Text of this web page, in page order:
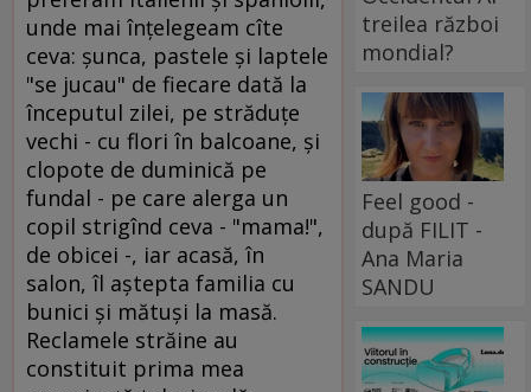
unde mai înţelegeam cîte
ceva: şunca, pastele şi laptele
"se jucau" de fiecare dată la
începutul zilei, pe străduţe
vechi - cu flori în balcoane, şi
clopote de duminică pe
fundal - pe care alerga un
copil strigînd ceva - "mama!",
de obicei -, iar acasă, în
salon, îl aştepta familia cu
bunici şi mătuşi la masă.
Reclamele străine au
constituit prima mea
treilea război
mondial?
Feel good -
după FILIT -
Ana Maria
SANDU